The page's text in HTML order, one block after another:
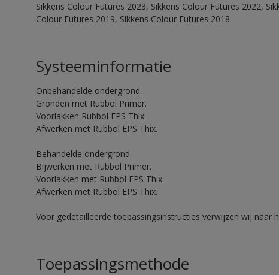
Sikkens Colour Futures 2023, Sikkens Colour Futures 2022,
Colour Futures 2019, Sikkens Colour Futures 2018
Systeeminformatie
Onbehandelde ondergrond.
Gronden met Rubbol Primer.
Voorlakken Rubbol EPS Thix.
Afwerken met Rubbol EPS Thix.
Behandelde ondergrond.
Bijwerken met Rubbol Primer.
Voorlakken met Rubbol EPS Thix.
Afwerken met Rubbol EPS Thix.
Voor gedetailleerde toepassingsinstructies verwijzen wij naar
Toepassingsmethode